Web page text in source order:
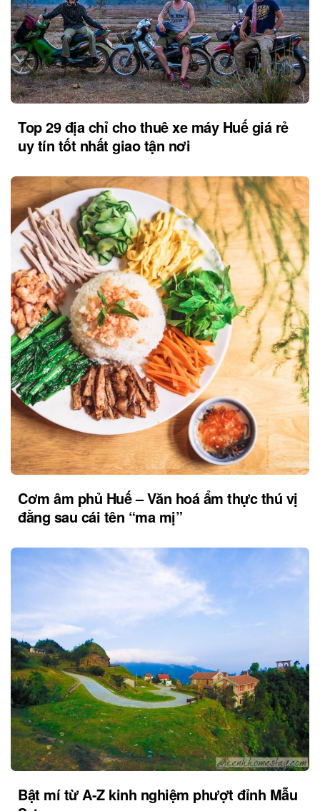
Top 29 địa chỉ cho thuê xe máy Huế giá rẻ
uy tín tốt nhất giao tận nơi
Cơm âm phủ Huế – Văn hoá ẩm thực thú vị
đằng sau cái tên “ma mị”
Bật mí từ A-Z kinh nghiệm phượt đỉnh Mẫu